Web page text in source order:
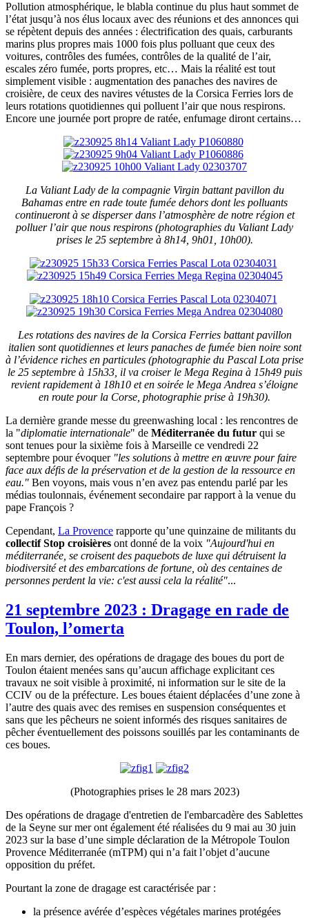
Pollution atmosphérique, le blabla continue du plus haut sommet de
l’état jusqu’à nos élus locaux avec des réunions et des annonces qui
se répètent depuis des années : électrification des quais, carburants
marins plus propres mais 1000 fois plus polluant que ceux des
voitures, contrôles des fumées, contrôles de la qualité de l’air,
escales zéro fumée, ports propres, etc… Mais la réalité est tout
simplement visible : augmentation des panaches des navires de
croisière, de ceux des navires vétustes de la Corsica Ferries lors de
leurs rotations quotidiennes qui polluent l’air que nous respirons.
Encore une journée port propre de ratée, enfumage diront certains…
La Valiant Lady de la compagnie Virgin battant pavillon du
Bahamas entre en rade toute fumée dehors dont les polluants
continueront à se disperser dans l’atmosphère de notre région et
polluer l’air que nous respirons (photographies du Valiant Lady
prises le 25 septembre à 8h14, 9h01, 10h00).
Les rotations des navires de la Corsica Ferries battant pavillon
italien sont quotidiennes et leurs panaches de fumée bien noire sont
à l’évidence riches en particules (photographie du Pascal Lota prise
le 25 septembre à 15h33, il va croiser le Mega Regina à 15h49 puis
revient rapidement à 18h10 et en soirée le Mega Andrea s’éloigne
en route pour la Corse, photographie prise à 19h30).
La dernière grande messe du greenwashing local : les rencontres de
la "diplomatie internationale" de Méditerranée du futur qui se
sont tenues pour la sixième fois à Marseille ce vendredi 22
septembre pour évoquer "les solutions à mettre en œuvre pour faire
face aux défis de la préservation et de la gestion de la ressource en
eau." Ben voyons, mais vous n’en avez pas entendu parlé par les
médias toulonnais, événement secondaire par rapport à la venue du
pape François ?
Cependant, La Provence rapporte qu’une quinzaine de militants du
collectif Stop croisières ont donné de la voix "Aujourd'hui en
méditerranée, se croisent des paquebots de luxe qui détruisent la
biodiversité et des embarcations de fortune, où des centaines de
personnes perdent la vie: c'est aussi cela la réalité"...
21 septembre 2023 : Dragage en rade de
Toulon, l’omerta
En mars dernier, des opérations de dragage des boues du port de
Toulon étaient menées sans qu’aucun affichage explicitant ces
travaux ne soit visible à proximité, ni information sur le site de la
CCIV ou de la préfecture. Les boues étaient déplacées d’une zone à
l’autre des quais avec des remises en suspension conséquentes et
sans que les pêcheurs ne soient informés des risques sanitaires de
pêcher éventuellement des poissons souillés par les contaminants de
ces boues.
(Photographies prises le 28 mars 2023)
Des opérations de dragage d'entretien de l'embarcadère des Sablettes
de la Seyne sur mer ont également été réalisées du 9 mai au 30 juin
2023 sur la base d’une simple déclaration de la Métropole Toulon
Provence Méditerranée (mTPM) qui n’a fait l’objet d’aucune
opposition du préfet.
Pourtant la zone de dragage est caractérisée par :
la présence avérée d’espèces végétales marines protégées